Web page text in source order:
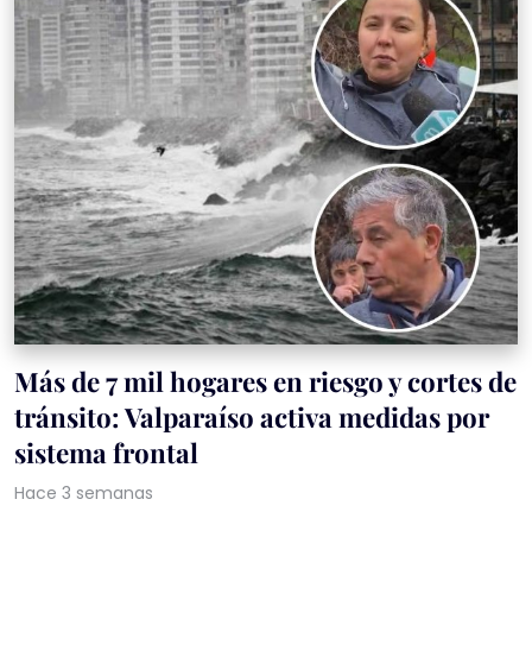
Más de 7 mil hogares en riesgo y cortes de
tránsito: Valparaíso activa medidas por
sistema frontal
Hace 3 semanas